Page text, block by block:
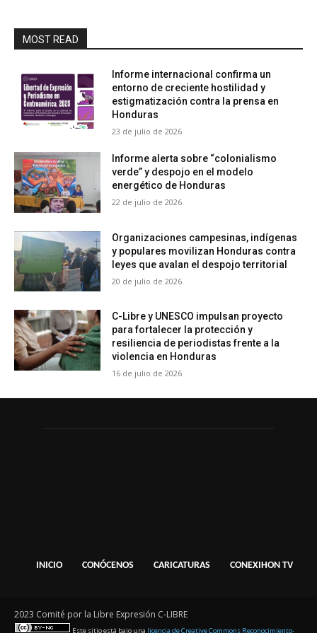
MOST READ
Informe internacional confirma un
entorno de creciente hostilidad y
estigmatización contra la prensa en
Honduras
23 de julio de 2026
Informe alerta sobre “colonialismo
verde” y despojo en el modelo
energético de Honduras
22 de julio de 2026
Organizaciones campesinas, indígenas
y populares movilizan Honduras contra
leyes que avalan el despojo territorial
20 de julio de 2026
C-Libre y UNESCO impulsan proyecto
para fortalecer la protección y
resiliencia de periodistas frente a la
violencia en Honduras
16 de julio de 2026
INICIO CONÓCENOS CARICATURAS CONEXIHON TV
2023 Comité por la Libre Expresión C-LIBRE
Este sitio está bajo una licencia de Creative Commons Reconocimiento-